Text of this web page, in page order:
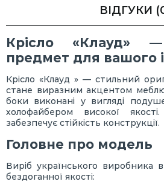
ВІДГУКИ
Крісло «Клауд»
предмет для вашого
Крісло «Клауд » — стильний
стане виразним акцентом
боки виконані у вигляді
холофайбером високої
забезпечує стійкість конструкції.
Головне про модель
Виріб українського виробника
бездоганної якості: